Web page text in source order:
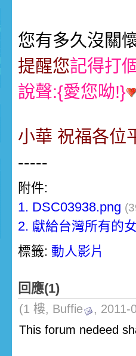
&省思
Min Seow)
04, chanchal rani)
遊會闖關活動-讚! (08-03, Jenny Arora)
遊會闖關活動-讚! (08-03, Mohammed
您有多久沒關
提醒您記得打
說聲:{愛您呦!}
小華 祝福各位
-----
附件:
1. DSC03938.png
2. 獻給台灣所有的
標籤: 動人影片
回應(1)
(1 樓, Buffie
, 2011-
This forum nedeed